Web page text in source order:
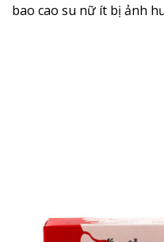
bao cao su nữ ít bị ảnh